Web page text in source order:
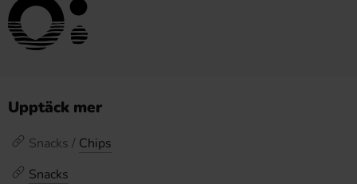
Upptäck mer
Snacks / Chips
Snacks